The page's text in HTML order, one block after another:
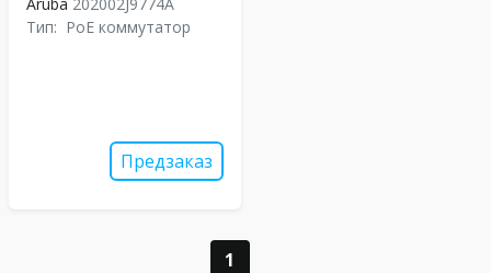
Тип: PoE коммутатор
Предзаказ
1